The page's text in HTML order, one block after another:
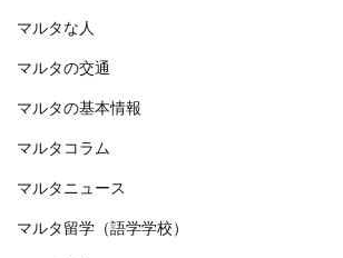
マルタな人
マルタの交通
マルタの基本情報
マルタコラム
マルタニュース
マルタ留学（語学学校）